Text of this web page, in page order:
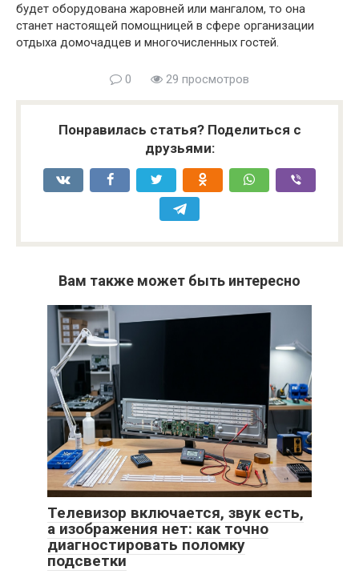
будет оборудована жаровней или мангалом, то она
станет настоящей помощницей в сфере организации
отдыха домочадцев и многочисленных гостей.
0 29 просмотров
Понравилась статья? Поделиться с
друзьями:
Вам также может быть интересно
Телевизор включается, звук есть,
а изображения нет: как точно
диагностировать поломку
подсветки